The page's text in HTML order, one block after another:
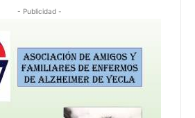
- Publicidad -